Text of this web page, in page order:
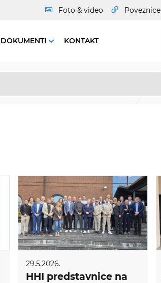
Foto & video Poveznice
DOKUMENTI KONTAKT
29.5.2026.
HHI predstavnice na